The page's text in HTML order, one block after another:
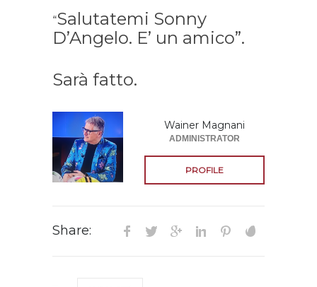
“Salutatemi Sonny
D’Angelo. E’ un amico”.
Sarà fatto.
Wainer Magnani
ADMINISTRATOR
PROFILE
Share: